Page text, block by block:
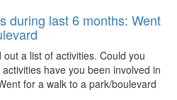
during last 6 months: Went
out a list of activities. Could you
have you been involved in
for a walk to a park/boulevard